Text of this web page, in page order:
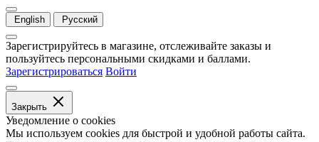
English Русский
Зарегистрируйтесь в магазине, отслеживайте заказы и
пользуйтесь персональными скидками и баллами.
Зарегистрироваться Войти
Закрыть
Уведомление о cookies
Мы используем cookies для быстрой и удобной работы сайта.